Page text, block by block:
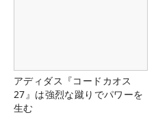
アディダス『コードカオス
27』は強烈な蹴りでパワーを
生む